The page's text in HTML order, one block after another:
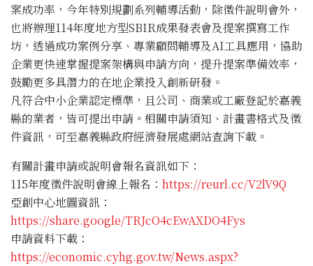
案成功率，今年特別規劃系列輔導活動，除徵件說明會外，
也將辦理114年度地方型SBIR成果發表會及提案撰寫工作
坊，透過成功案例分享、專業顧問輔導及AI工具應用，協助
企業更快速掌握提案架構與申請方向，提升提案準備效率，
鼓勵更多具潛力的在地企業投入創新研發。
凡符合中小企業認定標準，且公司、商業或工廠登記於嘉義
縣的業者，皆可提出申請。相關申請須知、計畫書格式及徵
件資訊，可至嘉義縣政府經濟發展處網站查詢下載。
有關計畫申請或說明會報名資訊如下：
115年度徵件說明會線上報名： https://reurl.cc/V2lV9Q
亞創中心地圖資訊：
https://share.google/TRJcO4cEwAXDO4Fys
申請資料下載：
https://economic.cyhg.gov.tw/News.aspx?